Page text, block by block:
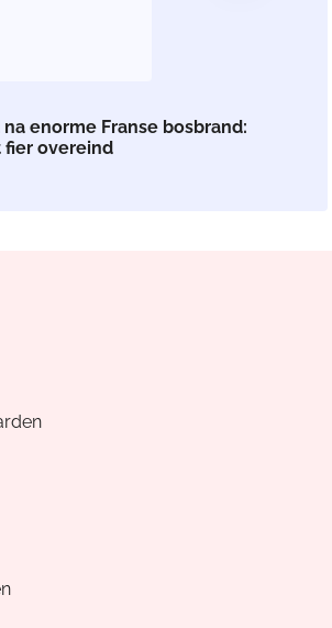
enorme Franse bosbrand:
overeind